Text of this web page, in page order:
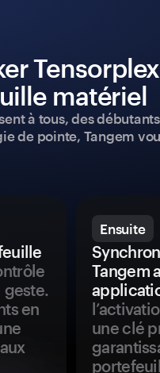
matériel
à tous, des
de pointe, Tangem
geste.
en
Ensuite
Tangem
une clé